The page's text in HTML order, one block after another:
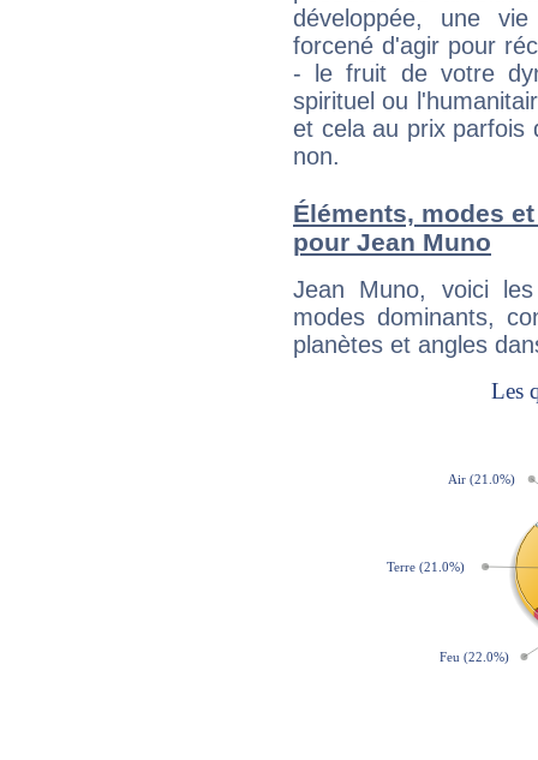
développée, une
forcené d'agir pour
- le fruit de votre
spirituel ou
et cela au prix parfois
non.
Éléments, modes
pour Jean Muno
Jean Muno, voici
modes dominants,
planètes et angles